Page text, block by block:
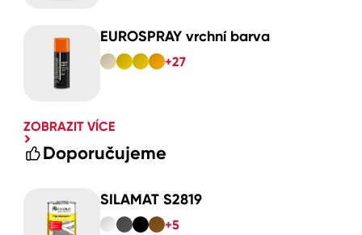
EUROSPRAY vrchní barva
+27
ZOBRAZIT VÍCE
Doporučujeme
SILAMAT S2819
+5